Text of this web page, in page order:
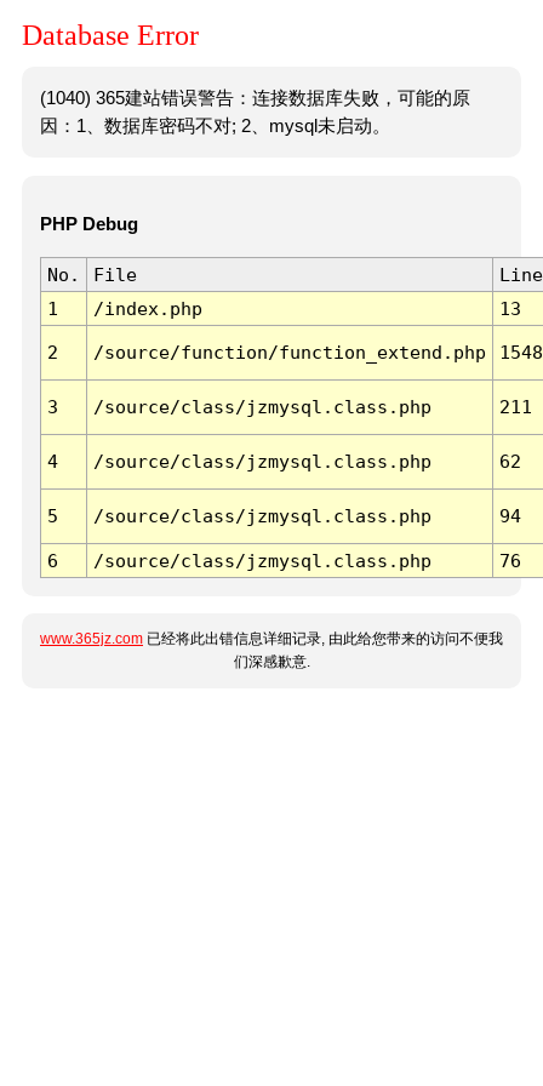
Database Error
(1040) 365建站错误警告：连接数据库失败，可能的原
因：1、数据库密码不对; 2、mysql未启动。
PHP Debug
No. File
Line
1
/index.php 13
2 /source/function/function_extend.php 1548
3 /source/class/jzmysql.class.php 211
4 /source/class/jzmysql.class.php 62
5 /source/class/jzmysql.class.php 94
6 /source/class/jzmysql.class.php 76
www.365jz.com 已经将此出错信息详细记录, 由此给您带来的访问不便我
们深感歉意.